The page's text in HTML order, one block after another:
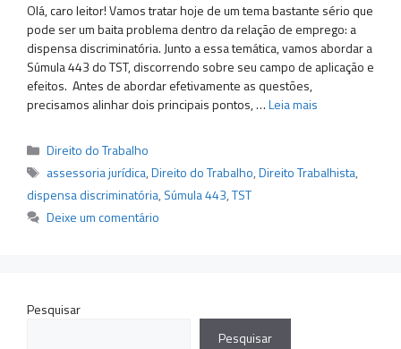
Olá, caro leitor! Vamos tratar hoje de um tema bastante sério que
pode ser um baita problema dentro da relação de emprego: a
dispensa discriminatória. Junto a essa temática, vamos abordar a
Súmula 443 do TST, discorrendo sobre seu campo de aplicação e
efeitos. Antes de abordar efetivamente as questões,
precisamos alinhar dois principais pontos, …Leia mais
Categorias
Direito do Trabalho
Tags
assessoria jurídica,Direito do Trabalho,Direito Trabalhista,
dispensa discriminatória, Súmula 443,TST
Deixe um comentário
Pesquisar
Pesquisar